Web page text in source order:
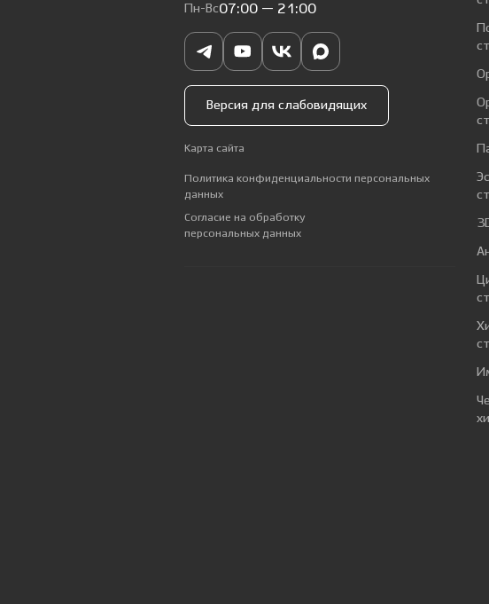
Пн-Вс07:00 — 21:00
Версия для слабовидящих
Карта сайта
Политика конфиденциальности персональных
данных
Согласие на обработку
персональных данных